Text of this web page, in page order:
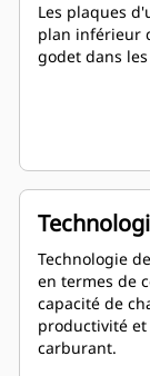
Les plaques
plan inférieur
godet dans
Technologie
en termes de
capacité de
productivité
carburant.